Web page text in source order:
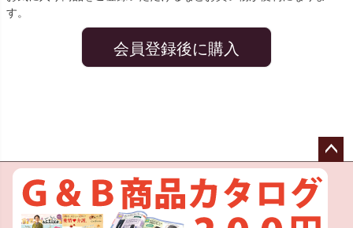
す。
会員登録後に購入
ペー
へ